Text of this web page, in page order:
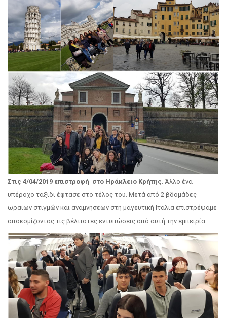
Στις 4/04/2019 επιστροφή στο Ηράκλειο Κρήτης. Άλλο ένα
υπέροχο ταξίδι έφτασε στο τέλος του. Μετά από 2 βδομάδες
ωραίων στιγμών και αναμνήσεων στη μαγευτική Ιταλία επιστρέψαμε
αποκομίζοντας τις βέλτιστες εντυπώσεις από αυτή την εμπειρία.